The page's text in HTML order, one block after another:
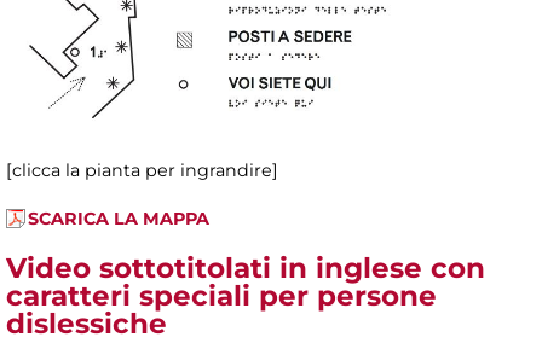
[clicca la pianta per ingrandire]
SCARICA LA MAPPA
Video sottotitolati in inglese con
caratteri speciali per persone
dislessiche